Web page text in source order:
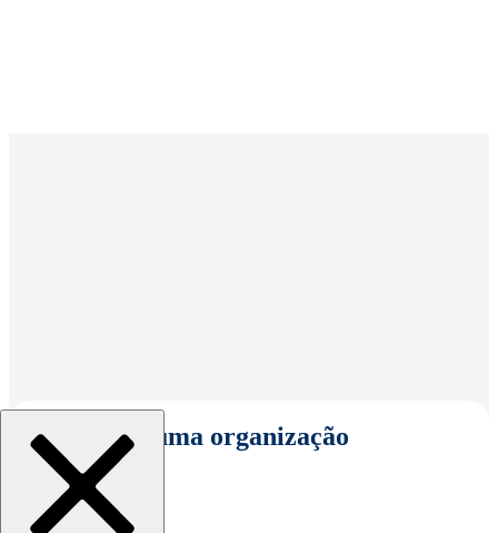
Selecionar uma organização